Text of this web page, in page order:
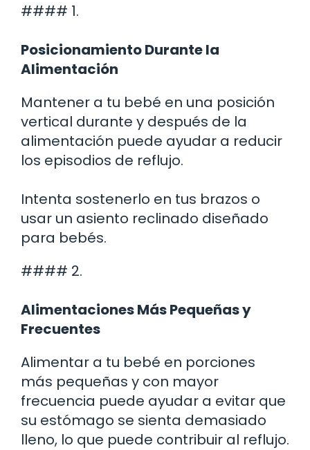
#### 1.
Posicionamiento Durante la
Alimentación
Mantener a tu bebé en una posición
vertical durante y después de la
alimentación puede ayudar a reducir
los episodios de reflujo.
Intenta sostenerlo en tus brazos o
usar un asiento reclinado diseñado
para bebés.
#### 2.
Alimentaciones Más Pequeñas y
Frecuentes
Alimentar a tu bebé en porciones
más pequeñas y con mayor
frecuencia puede ayudar a evitar que
su estómago se sienta demasiado
lleno, lo que puede contribuir al reflujo.